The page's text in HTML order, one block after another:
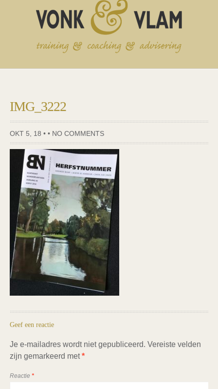
IMG_3222
OKT 5, 18 • • NO COMMENTS
Geef een reactie
Je e-mailadres wordt niet gepubliceerd. Vereiste velden
zijn gemarkeerd met*
Reactie *